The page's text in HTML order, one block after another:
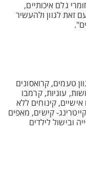
גלם איכותיים,
לגוון ולהעשיר
טעמים, קרואסונים
עוגיות, קרמבו
אישיים, קינוחים ללא
קישים, מאפים
ובישול לילדים